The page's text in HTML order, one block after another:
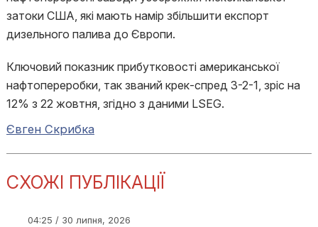
затоки США, які мають намір збільшити експорт
дизельного палива до Європи.
Ключовий показник прибутковості американської
нафтопереробки, так званий крек-спред 3-2-1, зріс на
12% з 22 жовтня, згідно з даними LSEG.
Євген Скрибка
СХОЖІ ПУБЛІКАЦІЇ
04:25 / 30 липня, 2026